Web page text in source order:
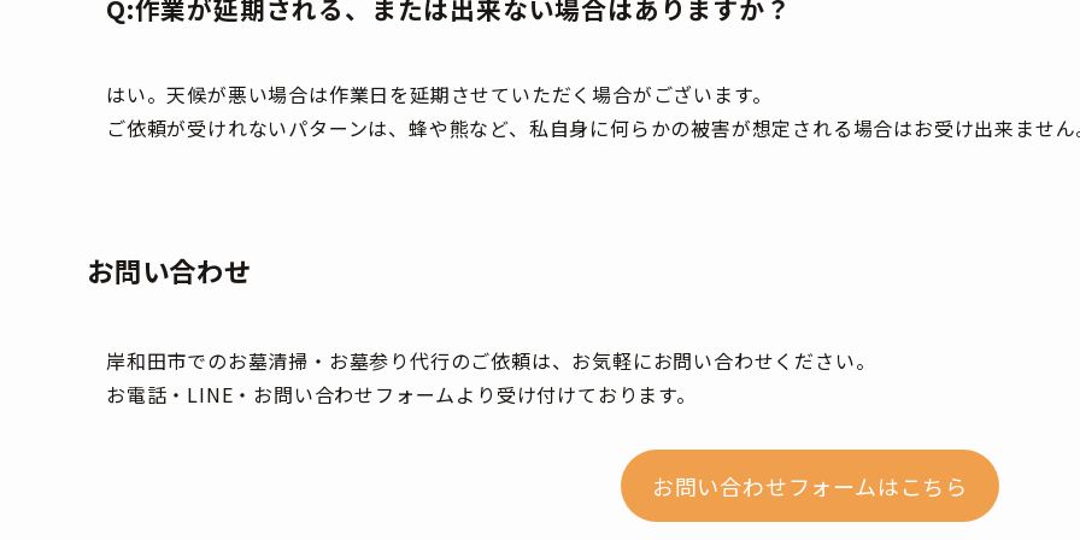
Q:作業が延期される、または出来ない場合はありますか？
はい。天候が悪い場合は作業日を延期させていただく場合がございます。
ご依頼が受けれないパターンは、蜂や熊など、私自身に何らかの被害が想定される場合はお受け出来ませ
お問い合わせ
岸和田市でのお墓清掃・お墓参り代行のご依頼は、お気軽にお問い合わせください。
お電話・LINE・お問い合わせフォームより受け付けております。
お問い合わせフォームはこちら